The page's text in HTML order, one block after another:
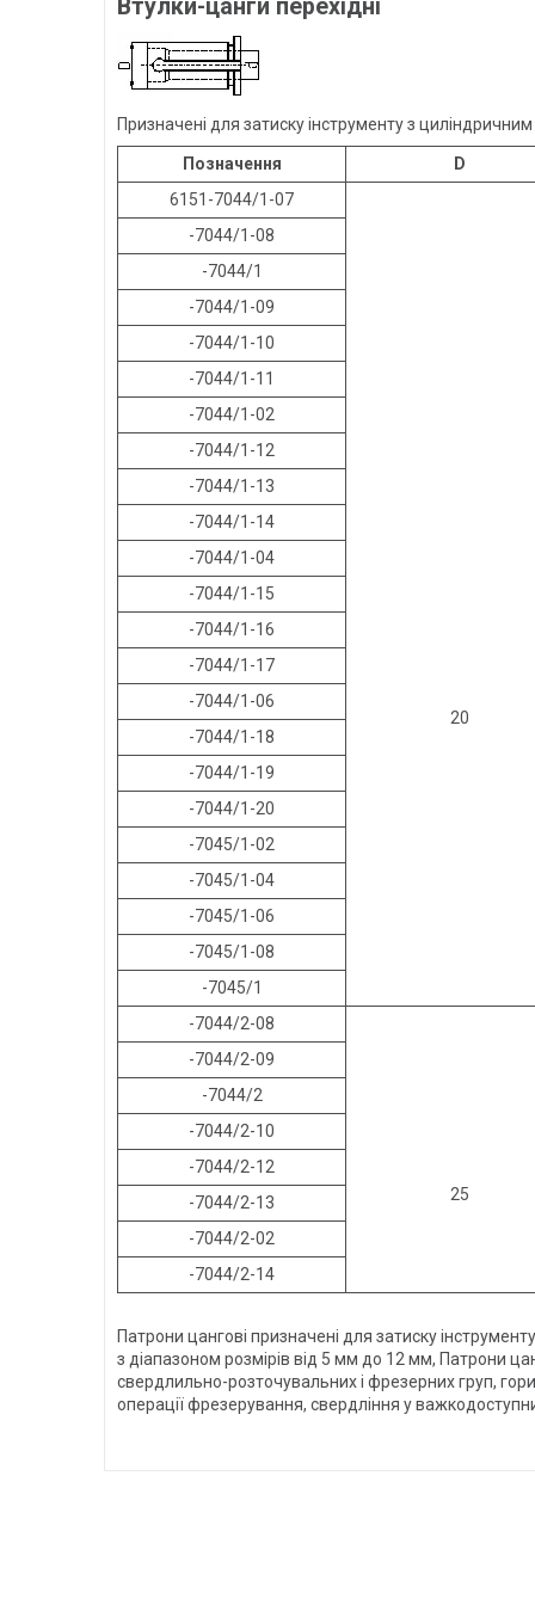
Втулки-цанги перехідні
Призначені для затиску інструменту з
Позначення
D
6151-7044/1-07
20
-7044/1-08
-7044/1
-7044/1-09
-7044/1-10
-7044/1-11
-7044/1-02
-7044/1-12
-7044/1-13
-7044/1-14
-7044/1-04
-7044/1-15
-7044/1-16
-7044/1-17
-7044/1-06
-7044/1-18
-7044/1-19
-7044/1-20
-7045/1-02
-7045/1-04
-7045/1-06
-7045/1-08
-7045/1
-7044/2-08
25
-7044/2-09
-7044/2
-7044/2-10
-7044/2-12
-7044/2-13
-7044/2-02
-7044/2-14
Патрони цангові призначені для затиску
з діапазоном розмірів від 5 мм до 12 мм, Патрони
свердлильно-розточувальних і фрезерних груп,
операції фрезерування, свердління у